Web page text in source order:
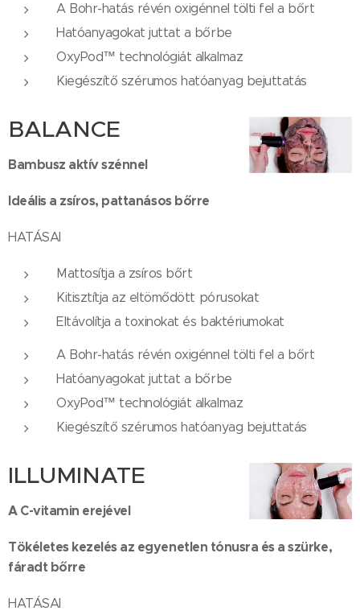
A Bohr-hatás révén oxigénnel tölti fel a bőrt
Hatóanyagokat juttat a bőrbe
OxyPod™ technológiát alkalmaz
Kiegészítő szérumos hatóanyag bejuttatás
BALANCE
Bambusz aktív szénnel
Ideális a zsíros, pattanásos bőrre
HATÁSAI
Mattosítja a zsíros bőrt
Kitisztítja az eltömődött pórusokat
Eltávolítja a toxinokat és baktériumokat
A Bohr-hatás révén oxigénnel tölti fel a bőrt
Hatóanyagokat juttat a bőrbe
OxyPod™ technológiát alkalmaz
Kiegészítő szérumos hatóanyag bejuttatás
ILLUMINATE
A C-vitamin erejével
Tökéletes kezelés az egyenetlen tónusra és a szürke,
fáradt bőrre
HATÁSAI